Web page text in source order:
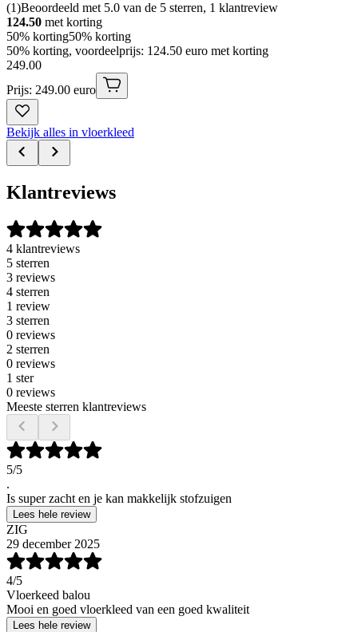
(1)Beoordeeld met 5.0 van de 5 sterren, 1 klantreview
124.50 met korting
50% korting50% korting
50% korting, voordeelprijs: 124.50 euro met korting
249.00
Prijs: 249.00 euro
Bekijk alles in vloerkleed
Klantreviews
4 klantreviews
5 sterren
3 reviews
4 sterren
1 review
3 sterren
0 reviews
2 sterren
0 reviews
1 ster
0 reviews
Meeste sterren klantreviews
5/5
.
Is super zacht en je kan makkelijk stofzuigen
Lees hele review
ZIG
29 december 2025
4/5
Vloerkeed balou
Mooi en goed vloerkleed van een goed kwaliteit
Lees hele review